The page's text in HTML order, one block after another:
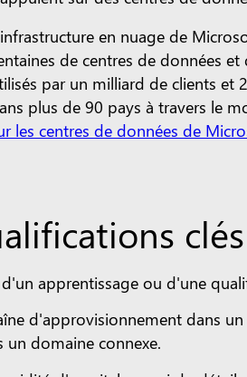
en nuage de
de centres de données
par un milliard de clients et
plus de 90 pays à travers le
les centres de données de
clés
apprentissage ou d'une
d'approvisionnement dans
domaine connexe.